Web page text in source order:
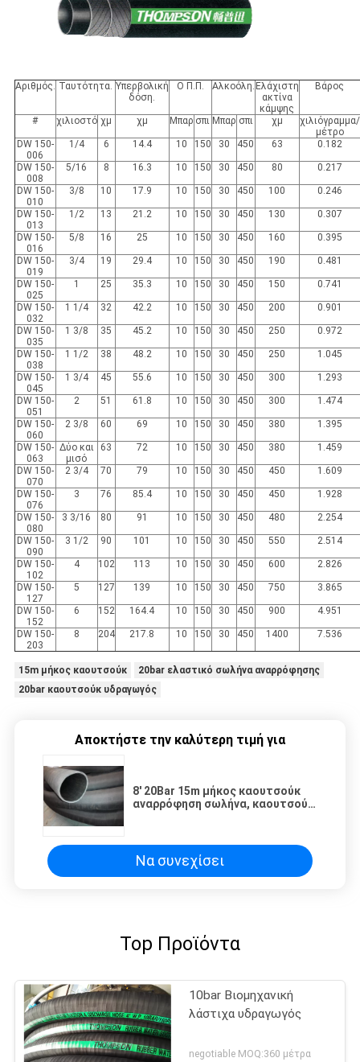
Αριθμός. Ταυτότητα. Υπερβολική
δόση.
Ο Π.Π. Αλκοόλη. Ελάχιστη
ακτίνα
κάμψης
Βάρος
# χιλιοστό χμ χμ Μπαρ σπι Μπαρ σπι χμ
χιλιόγραμμα/
μέτρο
DW 150-
006
1/4 6 14.4 10 150 30 450 63 0.182
DW 150-
008
5/16 8 16.3 10 150 30 450 80 0.217
DW 150-
010
3/8 10 17.9 10 150 30 450 100 0.246
DW 150-
013
1/2 13 21.2 10 150 30 450 130 0.307
DW 150-
016
5/8 16 25 10 150 30 450 160 0.395
DW 150-
019
3/4 19 29.4 10 150 30 450 190 0.481
DW 150-
025
1 25 35.3 10 150 30 450 150 0.741
DW 150-
032
1 1/4 32 42.2 10 150 30 450 200 0.901
DW 150-
035
1 3/8 35 45.2 10 150 30 450 250 0.972
DW 150-
038
1 1/2 38 48.2 10 150 30 450 250 1.045
DW 150-
045
1 3/4 45 55.6 10 150 30 450 300 1.293
DW 150-
051
2 51 61.8 10 150 30 450 300 1.474
DW 150-
060
2 3/8 60 69 10 150 30 450 380 1.395
DW 150-
063
Δύο και
μισό
63 72 10 150 30 450 380 1.459
DW 150-
070
2 3/4 70 79 10 150 30 450 450 1.609
DW 150-
076
3 76 85.4 10 150 30 450 450 1.928
DW 150-
080
3 3/16 80 91 10 150 30 450 480 2.254
DW 150-
090
3 1/2 90 101 10 150 30 450 550 2.514
DW 150-
102
4 102 113 10 150 30 450 600 2.826
DW 150-
127
5 127 139 10 150 30 450 750 3.865
DW 150-
152
6 152 164.4 10 150 30 450 900 4.951
DW 150-
203
8 204 217.8 10 150 30 450 1400 7.536
15m μήκος καουτσούκ
20bar ελαστικό σωλήνα αναρρόφησης
20bar καουτσούκ υδραγωγός
Αποκτήστε την καλύτερη τιμή για
8' 20Bar 15m μήκος καουτσούκ
αναρρόφηση σωλήνα, καουτσούκ
Να συνεχίσει
Top Προϊόντα
10bar Βιομηχανική
λάστιχα υδραγωγός
negotiable MOQ:360 μέτρα